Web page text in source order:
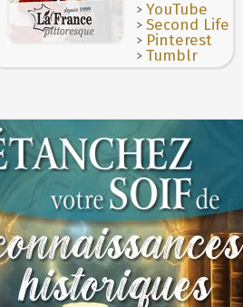
>YouTube
>Second Life
> Pinterest
>Tumblr